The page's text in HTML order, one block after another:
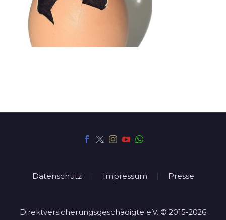
Datenschutz Impressum Presse
Direktversicherungsgeschädigte e.V. © 2015-2026